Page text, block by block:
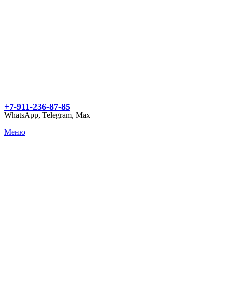
+7-911-236-87-85
WhatsApp, Telegram, Max
Меню